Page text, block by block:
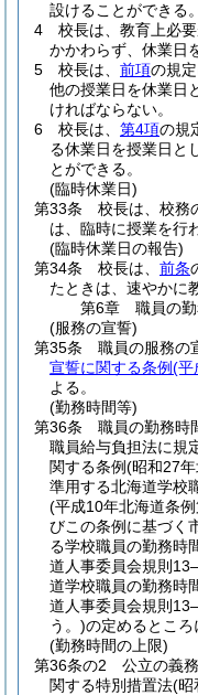
設けることができる。
4
校長は、教育上必
かかわらず、休業日
5
校長は、 前項の規
他の授業日を休業日
ければならない。
6
校長は、 第4項の規
る休業日を授業日と
とができる。
(臨時休業日)
第33条
校長は、校務
は、臨時に授業を行
(臨時休業日の報告)
第34条
校長は、 前条
たときは、速やかに
第6章
職員の
(服務の宣誓)
第35条
職員の服務の
宣誓に関する条例(平
よる。
(勤務時間等)
第36条
職員の勤務時
職員給与負担法に規
関する条例(昭和27
準用する北海道学校
(平成10年北海道条
びこの条例に基づく
る学校職員の勤務時
道人事委員会規則
道学校職員の勤務時
道人事委員会規則
う。)の定めるところ
(勤務時間の上限)
第36条の2
公立の義
関する特別措置法(昭